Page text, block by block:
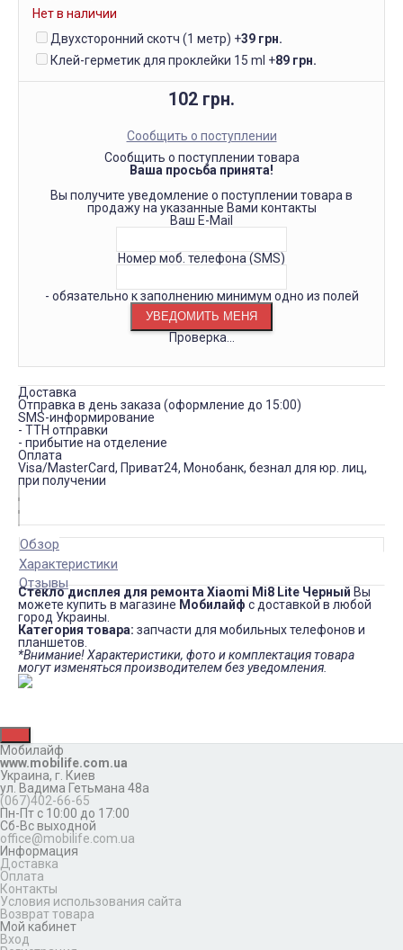
Нет в наличии
Двухсторонний скотч (1 метр) +39 грн.
Клей-герметик для проклейки 15 ml +89 грн.
102 грн.
Сообщить о поступлении
Сообщить о поступлении товара
Ваша просьба принята!
Вы получите уведомление о поступлении товара в
продажу на указанные Вами контакты
Ваш E-Mail
Номер моб. телефона (SMS)
- обязательно к заполнению минимум одно из полей
Проверка...
Доставка
Отправка в день заказа (оформление до 15:00)
SMS-информирование
- ТТН отправки
- прибытие на отделение
Оплата
Visa/MasterCard, Приват24, Монобанк, безнал для юр. лиц,
при получении
Обзор
Характеристики
Отзывы
Стекло дисплея для ремонта Xiaomi Mi8 Lite Черный Вы
можете купить в магазине Мобилайф с доставкой в любой
город Украины.
Категория товара: запчасти для мобильных телефонов и
планшетов.
*Внимание! Характеристики, фото и комплектация товара
могут изменяться производителем без уведомления.
Мобилайф
www.mobilife.com.ua
Украина, г. Киев
ул. Вадима Гетьмана 48а
(067)402-66-65
Пн-Пт с 10:00 до 17:00
Сб-Вс выходной
office@mobilife.com.ua
Информация
Доставка
Оплата
Контакты
Условия использования сайта
Возврат товара
Мой кабинет
Вход